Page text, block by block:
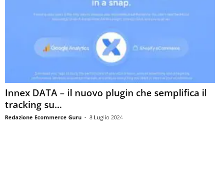
Innex DATA – il nuovo plugin che semplifica il
tracking su...
Redazione Ecommerce Guru - 8 Luglio 2024